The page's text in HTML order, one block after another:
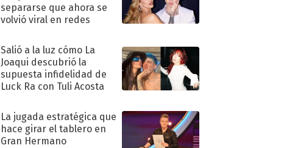
separarse que ahora se
volvió viral en redes
Salió a la luz cómo La
Joaqui descubrió la
supuesta infidelidad de
Luck Ra con Tuli Acosta
La jugada estratégica que
hace girar el tablero en
Gran Hermano